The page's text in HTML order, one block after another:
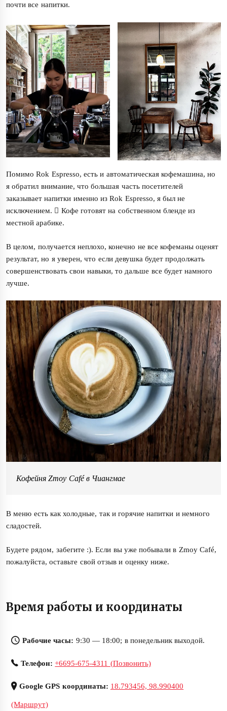
почти все напитки.
Помимо Rok Espresso, есть и автоматическая кофемашина, но
я обратил внимание, что большая часть посетителей
заказывает напитки именно из Rok Espresso, я был не
исключением.  Кофе готовят на собственном бленде из
местной арабике.
В целом, получается неплохо, конечно не все кофеманы оценят
результат, но я уверен, что если девушка будет продолжать
совершенствовать свои навыки, то дальше все будет намного
лучше.
Кофейня Zmoy Café в Чиангмае
В меню есть как холодные, так и горячие напитки и немного
сладостей.
Будете рядом, забегите :). Если вы уже побывали в Zmoy Café,
пожалуйста, оставьте свой отзыв и оценку ниже.
Время работы и координаты
Рабочие часы: 9:30 — 18:00; в понедельник выходой.
Телефон: +6695-675-4311 (Позвонить)
Google GPS координаты: 18.793456, 98.990400
(Маршрут)